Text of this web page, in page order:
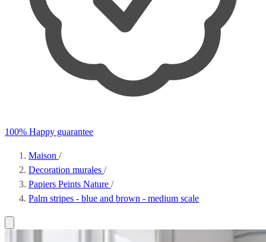
100% Happy guarantee
Maison /
Decoration murales /
Papiers Peints Nature /
Palm stripes - blue and brown - medium scale